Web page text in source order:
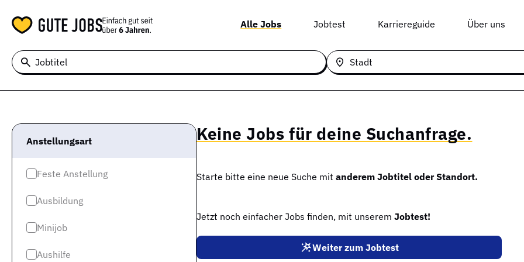
Alle Jobs Jobtest Karriereguide Über uns
Jobtitel Stadt
Anstellungsart
Feste Anstellung
Ausbildung
Minijob
Aushilfe
Keine Jobs für deine Suchanfrage.
Starte bitte eine neue Suche mit anderem Jobtitel oder Standort.
Jetzt noch einfacher Jobs finden, mit unserem Jobtest!
Weiter zum Jobtest